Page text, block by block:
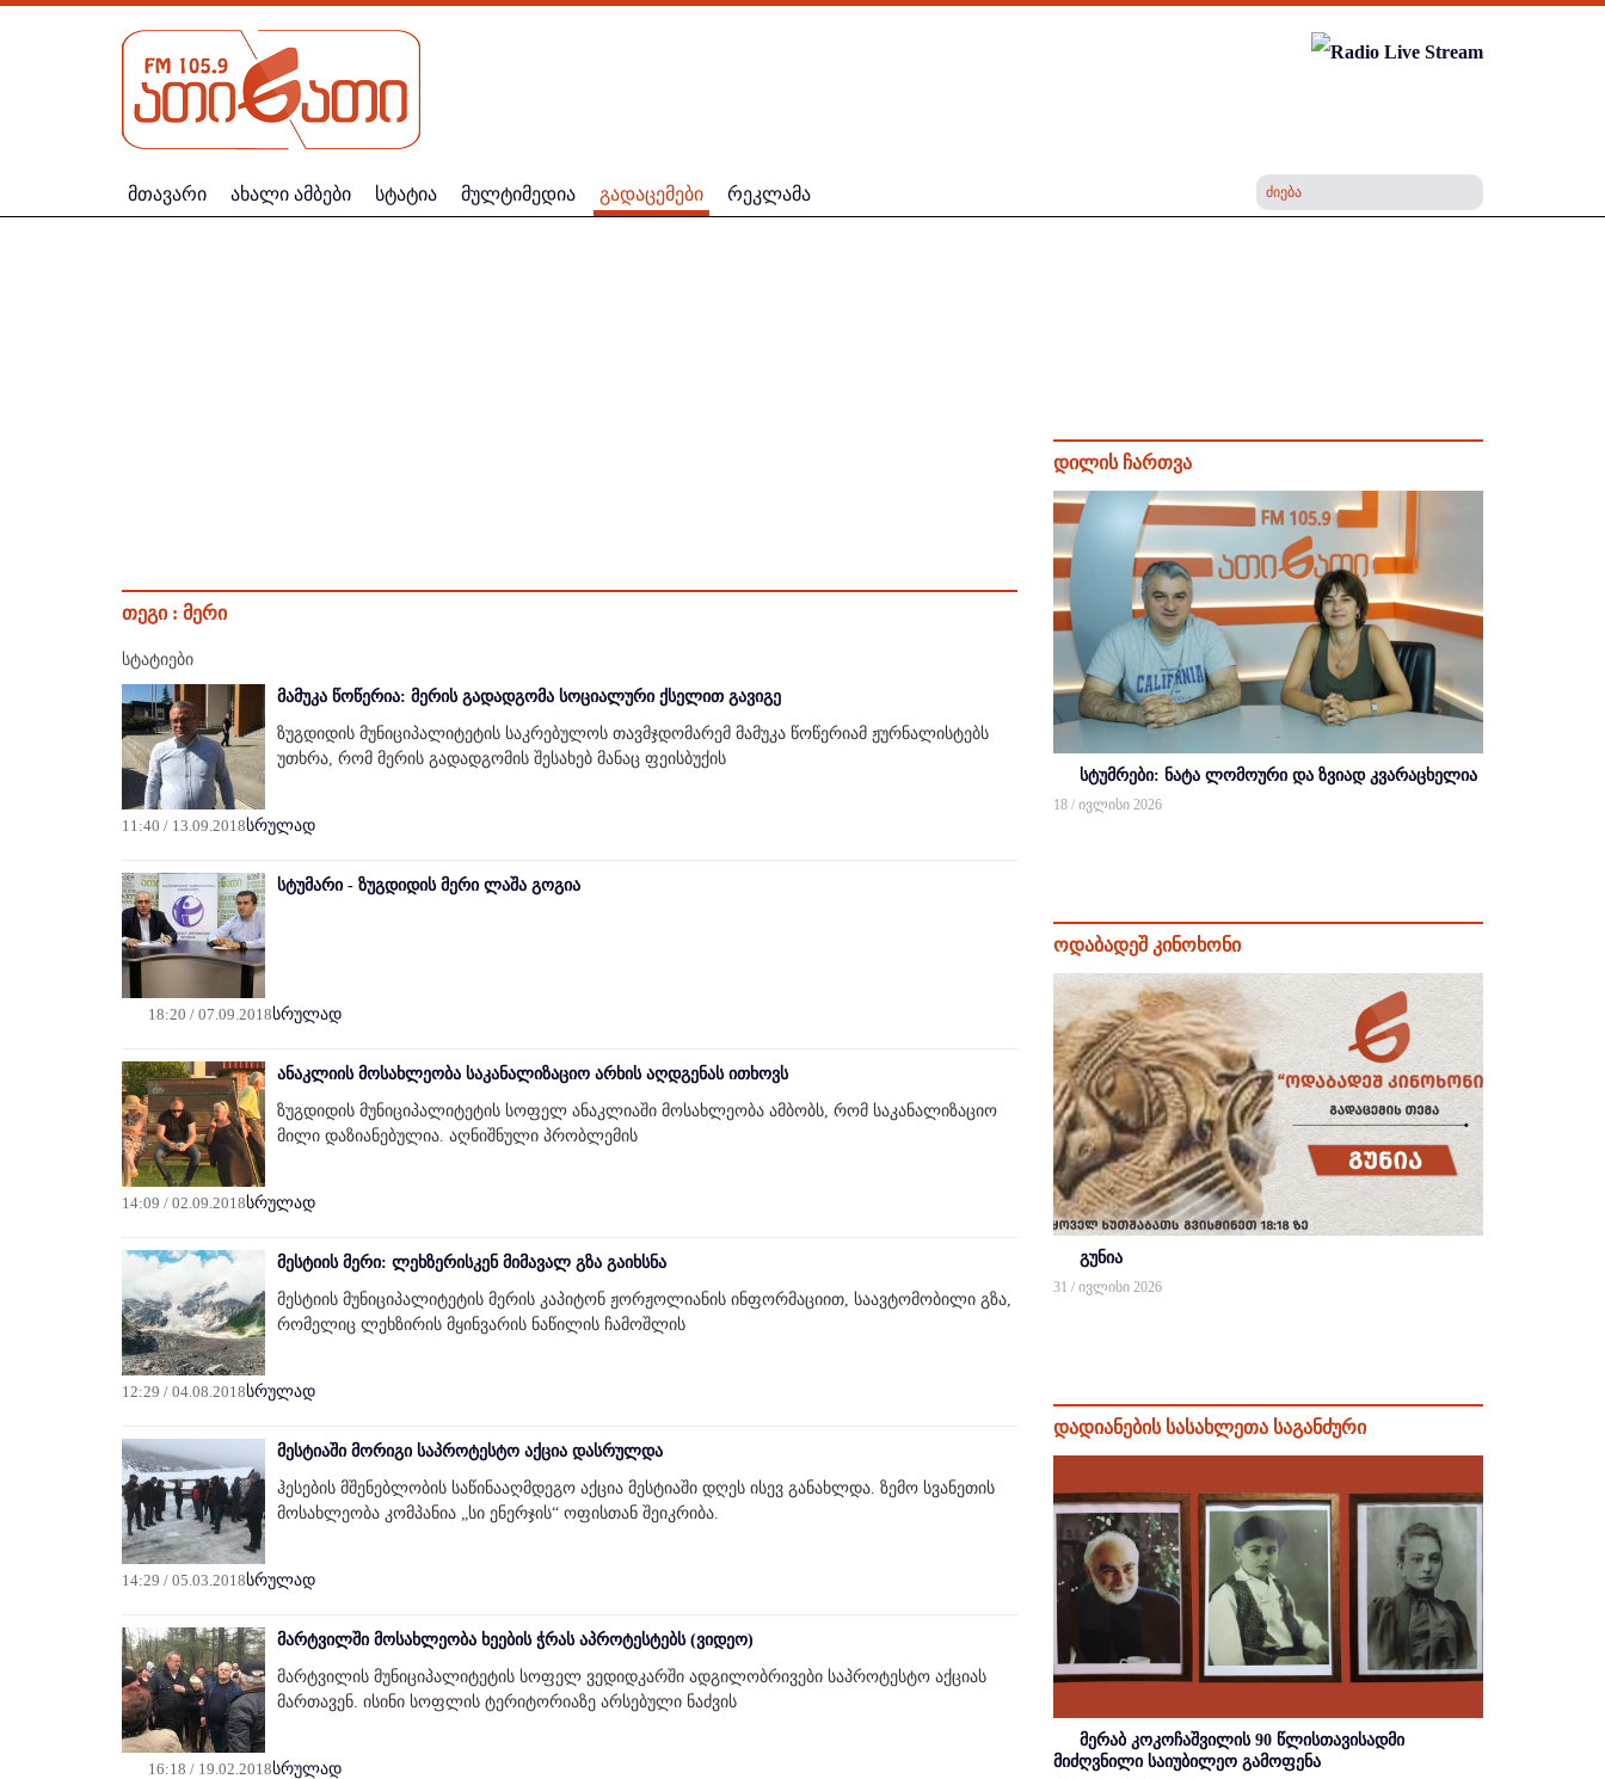
მთავარი ახალი ამბები სტატია მულტიმედია გადაცემები რეკლამა
თეგი : მერი
სტატიები
მამუკა წოწერია: მერის გადადგომა სოციალური ქსელით გავიგე
ზუგდიდის მუნიციპალიტეტის საკრებულოს თავმჯდომარემ მამუკა წოწერიამ ჟურნალისტებს
უთხრა, რომ მერის გადადგომის შესახებ მანაც ფეისბუქის
11:40 / 13.09.2018სრულად
სტუმარი - ზუგდიდის მერი ლაშა გოგია
18:20 / 07.09.2018სრულად
ანაკლიის მოსახლეობა საკანალიზაციო არხის აღდგენას ითხოვს
ზუგდიდის მუნიციპალიტეტის სოფელ ანაკლიაში მოსახლეობა ამბობს, რომ საკანალიზაციო
მილი დაზიანებულია. აღნიშნული პრობლემის
14:09 / 02.09.2018სრულად
მესტიის მერი: ლეხზერისკენ მიმავალ გზა გაიხსნა
მესტიის მუნიციპალიტეტის მერის კაპიტონ ჟორჟოლიანის ინფორმაციით, საავტომობილი გზა,
რომელიც ლეხზირის მყინვარის ნაწილის ჩამოშლის
12:29 / 04.08.2018სრულად
მესტიაში მორიგი საპროტესტო აქცია დასრულდა
ჰესების მშენებლობის საწინააღმდეგო აქცია მესტიაში დღეს ისევ განახლდა. ზემო სვანეთის
მოსახლეობა კომპანია „სი ენერჯის“ ოფისთან შეიკრიბა.
14:29 / 05.03.2018სრულად
მარტვილში მოსახლეობა ხეების ჭრას აპროტესტებს (ვიდეო)
მარტვილის მუნიციპალიტეტის სოფელ ვედიდკარში ადგილობრივები საპროტესტო აქციას
მართავენ. ისინი სოფლის ტერიტორიაზე არსებული ნაძვის
16:18 / 19.02.2018სრულად
დილის ჩართვა
სტუმრები: ნატა ლომოური და ზვიად კვარაცხელია
18 / ივლისი 2026
ოდაბადეშ კინოხონი
გუნია
31 / ივლისი 2026
დადიანების სასახლეთა საგანძური
მერაბ კოკოჩაშვილის 90 წლისთავისადმი
მიძღვნილი საიუბილეო გამოფენა